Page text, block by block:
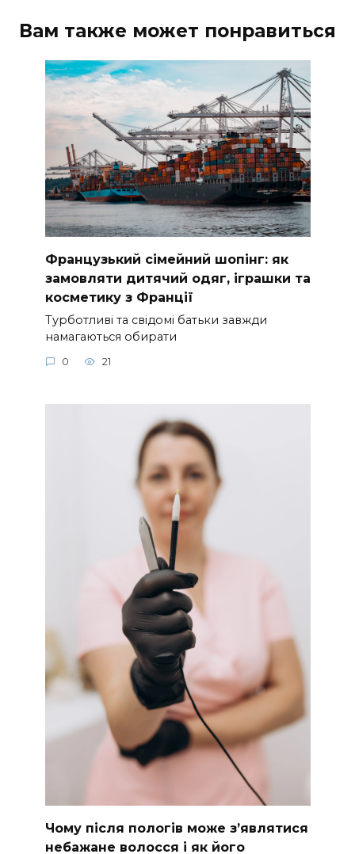
Вам также может понравиться
Французький сімейний шопінг: як
замовляти дитячий одяг, іграшки та
косметику з Франції
Турботливі та свідомі батьки завжди
намагаються обирати
0 21
Чому після пологів може з’являтися
небажане волосся і як його